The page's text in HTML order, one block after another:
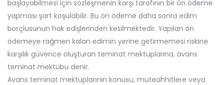
başlayabilmesi için sözleşmenin karşı tarafının bir ön ödeme
yapması şart koşulabilir. Bu ön ödeme daha sonra edim
borçlusunun hak edişlerinden kesilmektedir. Yapılan ön
ödemeye rağmen kalan edimin yerine getirmemesi riskine
karşılık güvence oluşturan teminat mektuplarına, avans
teminat mektubu denir.
Avans teminat mektuplarının konusu, müteahhitlere veya